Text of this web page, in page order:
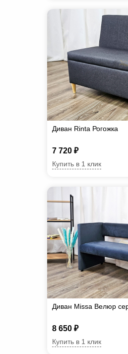
Диван Rinta Рогожка
7 720 ₽
Купить в 1 клик
Диван Missa Велюр
8 650 ₽
Купить в 1 клик